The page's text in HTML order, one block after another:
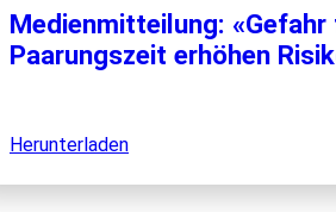
Medienmitteilung:
Paarungszeit erhöhen
Herunterladen